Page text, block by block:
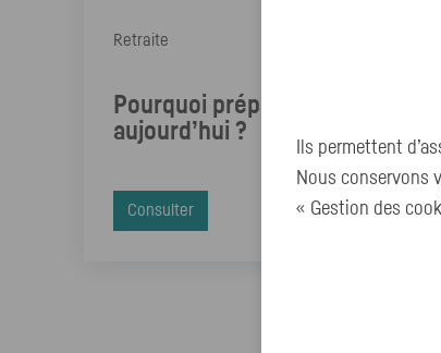
Retraite
Pourquoi préparer sa retraite
aujourd’hui ?
Consulter
Ils permettent
Nous conservons
« Gestion des